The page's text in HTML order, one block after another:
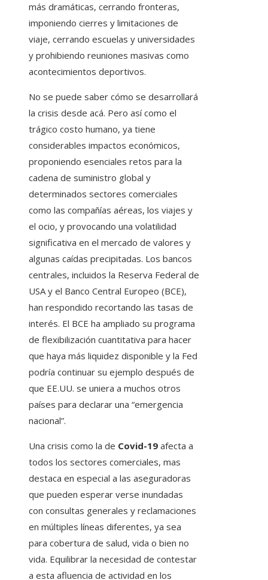
más dramáticas, cerrando fronteras,
imponiendo cierres y limitaciones de
viaje, cerrando escuelas y universidades
y prohibiendo reuniones masivas como
acontecimientos deportivos.
No se puede saber cómo se desarrollará
la crisis desde acá. Pero así como el
trágico costo humano, ya tiene
considerables impactos económicos,
proponiendo esenciales retos para la
cadena de suministro global y
determinados sectores comerciales
como las compañías aéreas, los viajes y
el ocio, y provocando una volatilidad
significativa en el mercado de valores y
algunas caídas precipitadas. Los bancos
centrales, incluidos la Reserva Federal de
USA y el Banco Central Europeo (BCE),
han respondido recortando las tasas de
interés. El BCE ha ampliado su programa
de flexibilización cuantitativa para hacer
que haya más liquidez disponible y la Fed
podría continuar su ejemplo después de
que EE.UU. se uniera a muchos otros
países para declarar una “emergencia
nacional”.
Una crisis como la de Covid-19 afecta a
todos los sectores comerciales, mas
destaca en especial a las aseguradoras
que pueden esperar verse inundadas
con consultas generales y reclamaciones
en múltiples líneas diferentes, ya sea
para cobertura de salud, vida o bien no
vida. Equilibrar la necesidad de contestar
a esta afluencia de actividad en los